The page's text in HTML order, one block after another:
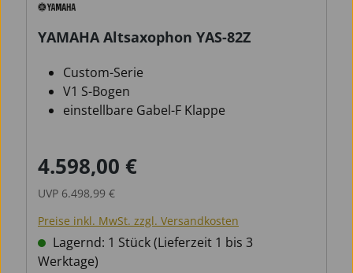
YAMAHA Altsaxophon YAS-82Z
Custom-Serie
V1 S-Bogen
einstellbare Gabel-F Klappe
Verkaufspreis:
4.598,00 €
UVP 6.498,99 €
Preise inkl. MwSt. zzgl. Versandkosten
Lagernd: 1 Stück (Lieferzeit 1 bis 3
Werktage)